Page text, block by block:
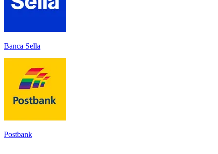
Banca Sella
Postbank